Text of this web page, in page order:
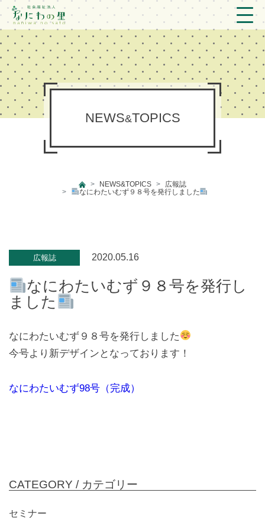
トップ
法人概要/アクセス
こども/相談支援
新着情報
プライバシーポリシー
NEWS&TOPICS
NEWS&TOPICS
広報誌
なにわたいむず９８号を発行しました
広報誌 2020.05.16
なにわたいむず９８号を発行し
ました
なにわたいむず９８号を発行しました
今号より新デザインとなっております！
なにわたいむず98号（完成）
CATEGORY / カテゴリー
セミナー